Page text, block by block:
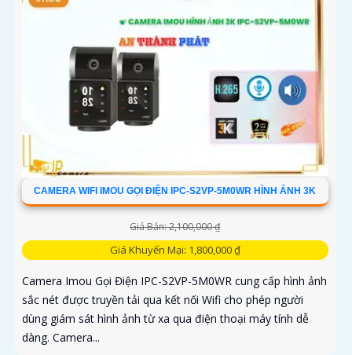
CAMERA WIFI IMOU GỌI ĐIỆN IPC-S2VP-5M0WR HÌNH ẢNH 3K
Giá Bán: 2,100,000 ₫
Giá Khuyến Mại: 1,800,000 ₫
Camera Imou Gọi Điện IPC-S2VP-5M0WR cung cấp hình ảnh
sắc nét được truyền tải qua kết nối Wifi cho phép người
dùng giám sát hình ảnh từ xa qua điện thoại máy tính dễ
dàng. Camera...